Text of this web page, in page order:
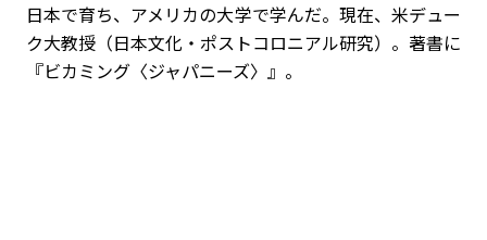
日本で育ち、アメリカの大学で学んだ。現在、米デュー
ク大教授（日本文化・ポストコロニアル研究）。著書に
『ビカミング〈ジャパニーズ〉』。